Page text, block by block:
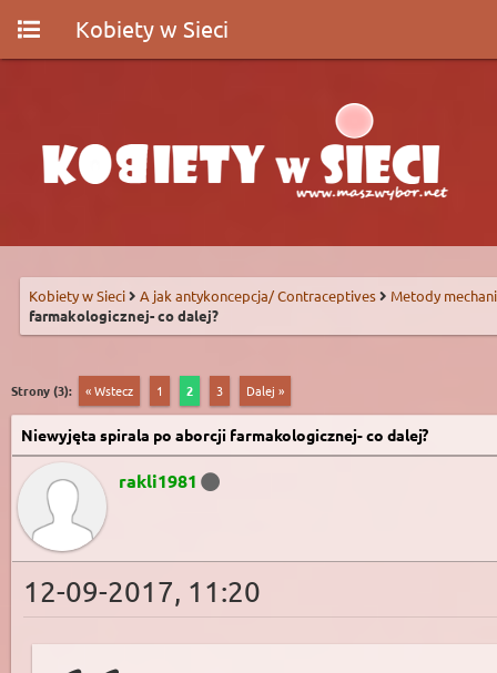
Kobiety w Sieci
Kobiety w Sieci A jak antykoncepcja/ Contraceptives
Metody
farmakologicznej- co dalej?
Strony (3): « Wstecz 1 2 3 Dalej »
Niewyjęta spirala po aborcji farmakologicznej- co dalej?
rakli1981
12-09-2017, 11:20